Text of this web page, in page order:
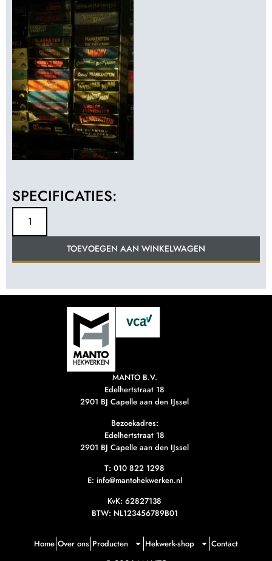
SPECIFICATIES:
TOEVOEGEN AAN WINKELWAGEN
MANTO B.V.
Edelhertstraat 18
2901 BJ Capelle aan den IJssel
Bezoekadres:
Edelhertstraat 18
2901 BJ Capelle aan den IJssel
T:010 822 1298
E: info@mantohekwerken.nl
KvK: 62827138
BTW: NL123456789B01
Home Over ons Producten Hekwerk-shop Contact